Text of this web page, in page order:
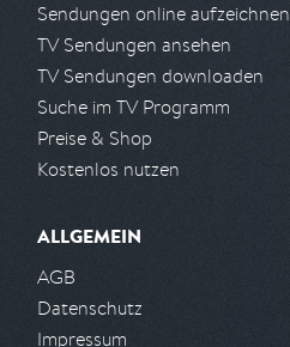
Sendungen online aufzeichnen
TV Sendungen ansehen
TV Sendungen downloaden
Suche im TV Programm
Preise & Shop
Kostenlos nutzen
ALLGEMEIN
AGB
Datenschutz
Impressum